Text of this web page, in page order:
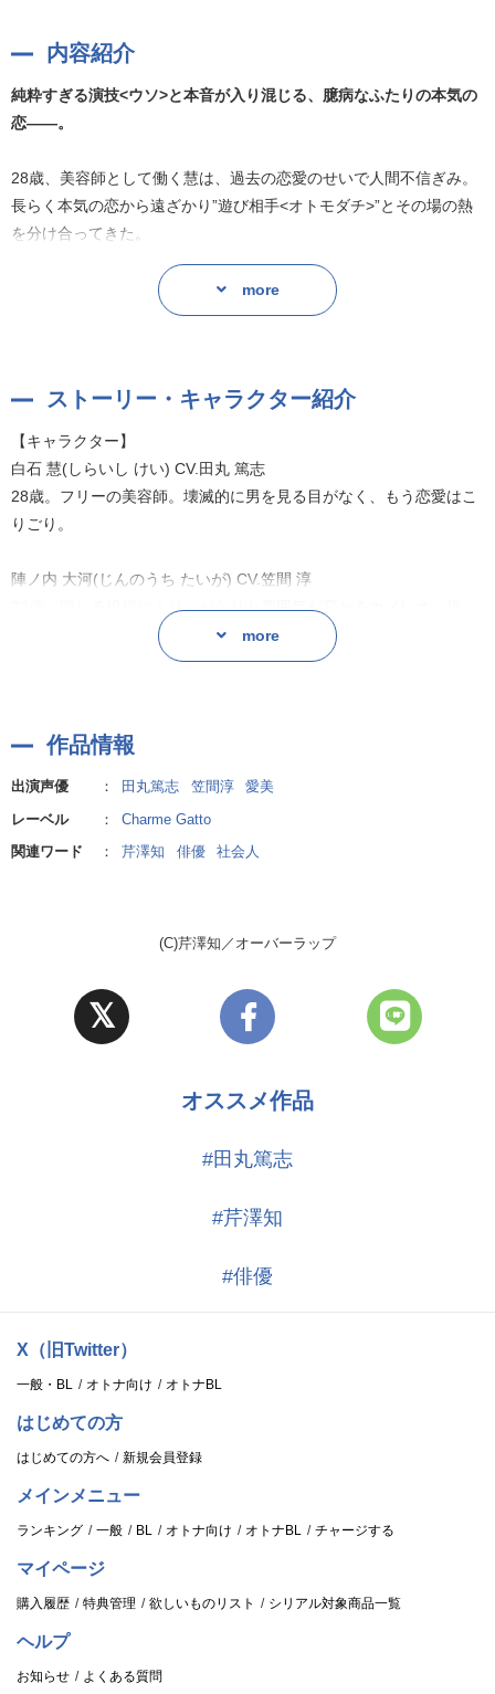
内容紹介
純粋すぎる演技<ウソ>と本音が入り混じる、臆病なふたりの本気の
恋――。
28歳、美容師として働く慧は、過去の恋愛のせいで人間不信ぎみ。
長らく本気の恋から遠ざかり”遊び相手<オトモダチ>”とその場の熱
を分け合ってきた。
ある日、仕事で超人気俳優・大河を担当することに。
不愛想に見えた大河だったが、カットが終わると人懐っこく豹変し
「慧の匂い、落ち着く」
ってしまう。
これまでの”オトモダチ”とは違う
大事そうに見つめる視線も触り方も、芝居だったとしたらタチが悪
そう思うのに、知ってしまった体温は簡単に手放せるものではなく
more
ストーリー・キャラクター紹介
【キャラクター】
白石 慧(しらいし けい) CV.田丸 篤志
28歳。フリーの美容師。壊滅的に男を見る目がなく、もう恋愛はこ
りごり。
陣ノ内 大河(じんのうち たいが) CV.笠間 淳
22歳。演じる役柄により、がらりと雰囲気が変わるカメレオン俳
more
作品情報
出演声優 ： 田丸篤志 笠間淳
愛美
レーベル
：
Charme Gatto
関連ワード
： 芹澤知 俳優 社会人
(C)芹澤知／オーバーラップ
オススメ作品
#田丸篤志
#芹澤知
#俳優
X（旧Twitter）
一般・BL オトナ向け オトナBL
はじめての方
はじめての方へ 新規会員登録
メインメニュー
ランキング 一般 BL オトナ向け オトナBL チャージする
マイページ
購入履歴 特典管理 欲しいものリスト シリアル対象商品一覧
ヘルプ
お知らせ よくある質問